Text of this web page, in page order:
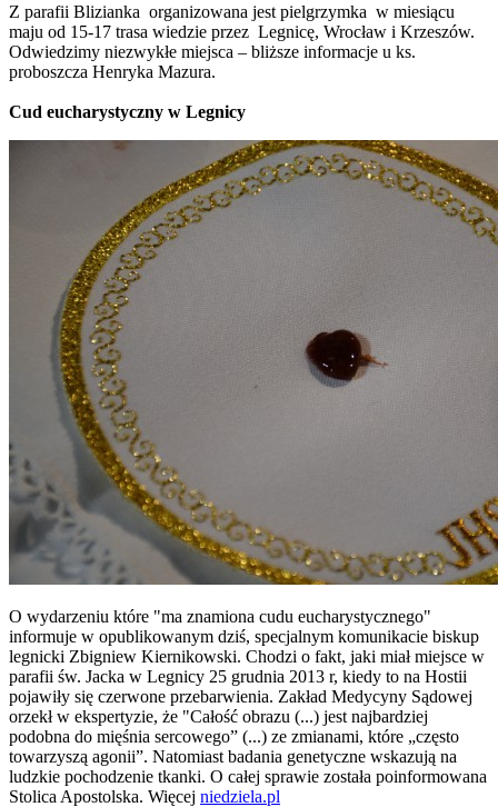
Z parafii Blizianka organizowana jest pielgrzymka w miesiącu
maju od 15-17 trasa wiedzie przez Legnicę, Wrocław i Krzeszów.
Odwiedzimy niezwykłe miejsca – bliższe informacje u ks.
proboszcza Henryka Mazura.
Cud eucharystyczny w Legnicy
O wydarzeniu które "ma znamiona cudu eucharystycznego"
informuje w opublikowanym dziś, specjalnym komunikacie biskup
legnicki Zbigniew Kiernikowski. Chodzi o fakt, jaki miał miejsce w
parafii św. Jacka w Legnicy 25 grudnia 2013 r, kiedy to na Hostii
pojawiły się czerwone przebarwienia. Zakład Medycyny Sądowej
orzekł w ekspertyzie, że "Całość obrazu (...) jest najbardziej
podobna do mięśnia sercowego” (...) ze zmianami, które „często
towarzyszą agonii”. Natomiast badania genetyczne wskazują na
ludzkie pochodzenie tkanki. O całej sprawie została poinformowana
Stolica Apostolska. Więcej niedziela.pl